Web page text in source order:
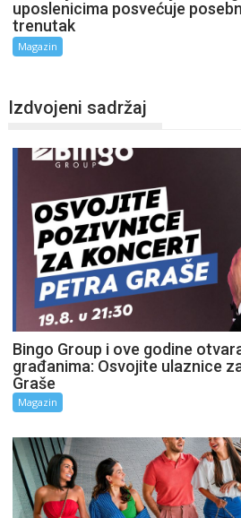
uposlenicima posvećuje
trenutak
Magazin
Izdvojeni sadržaj
Bingo Group i ove godine
građanima: Osvojite ulaznice
Graše
Magazin